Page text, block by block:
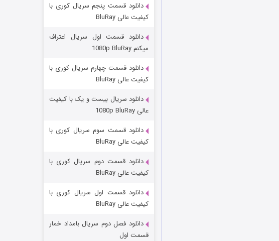
عملیات آپارتمان
مردگان متحرک: شهر مرده ۳
دانلود قسمت پنجم سریال کوری با
کیفیت عالی BluRay
دانلود قسمت اول سریال اعتراف
میکنم 1080p BluRay
دانلود قسمت چهارم سریال کوری با
کیفیت عالی BluRay
دانلود سریال بیست و یک با کیفیت
عالی 1080p BluRay
دانلود قسمت سوم سریال کوری با
کیفیت عالی BluRay
دانلود قسمت دوم سریال کوری با
کیفیت عالی BluRay
دانلود قسمت اول سریال کوری با
کیفیت عالی BluRay
دانلود فصل دوم سریال بامداد خمار
قسمت اول